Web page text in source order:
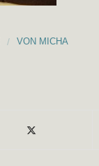
/ VON MICHA